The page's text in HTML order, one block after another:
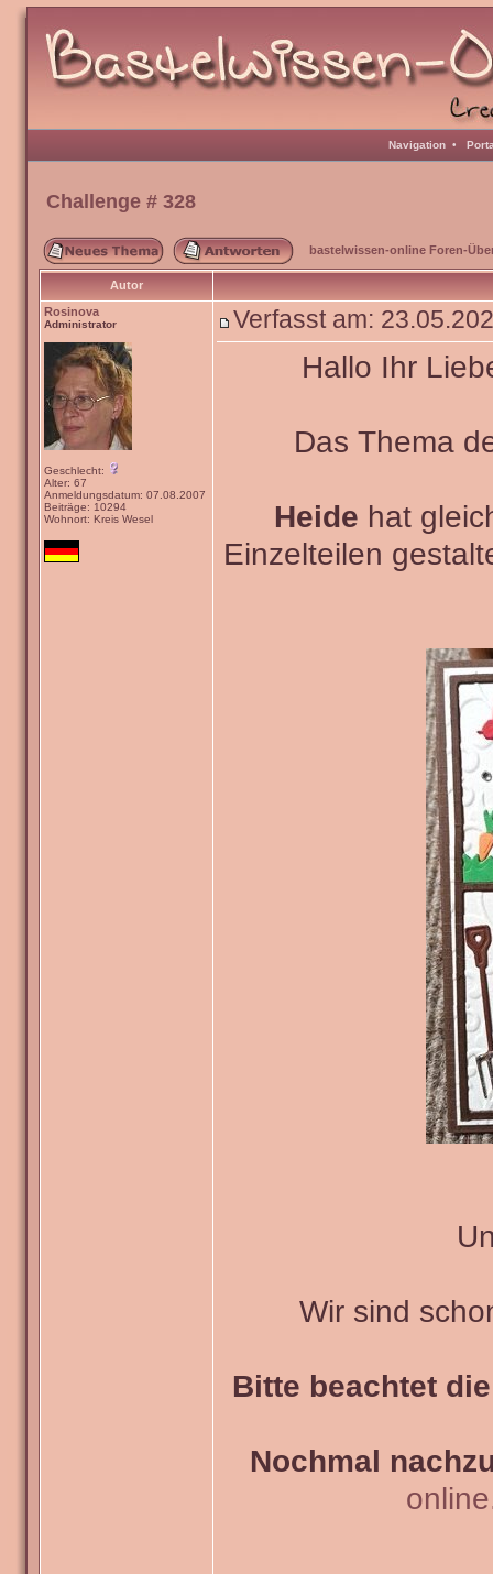
Navigation •
Challenge # 328
bastelwissen-online Foren-
Autor
Rosinova
Administrator
Geschlecht:
Alter: 67
Anmeldungsdatum: 07.08.2007
Beiträge: 10294
Wohnort: Kreis Wesel
Verfasst am:
Hallo Ihr
Das Thema
Heide hat
Einzelteilen
Wir sind
Bitte beachtet
Nochmal